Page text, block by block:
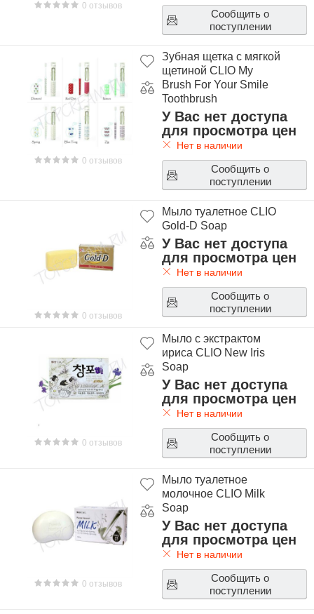
0 отзывов
Сообщить о
поступлении
0 отзывов
Зубная щетка с мягкой
щетиной CLIO My
Brush For Your Smile
Toothbrush
У Вас нет доступа
для просмотра цен
Нет в наличии
Сообщить о
поступлении
0 отзывов
Мыло туалетное CLIO
Gold-D Soap
У Вас нет доступа
для просмотра цен
Нет в наличии
Сообщить о
поступлении
0 отзывов
Мыло с экстрактом
ириса CLIO New Iris
Soap
У Вас нет доступа
для просмотра цен
Нет в наличии
Сообщить о
поступлении
0 отзывов
Мыло туалетное
молочное CLIO Milk
Soap
У Вас нет доступа
для просмотра цен
Нет в наличии
Сообщить о
поступлении